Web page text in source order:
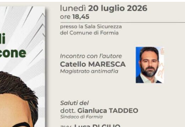
con il giornalista de Il Messaggero